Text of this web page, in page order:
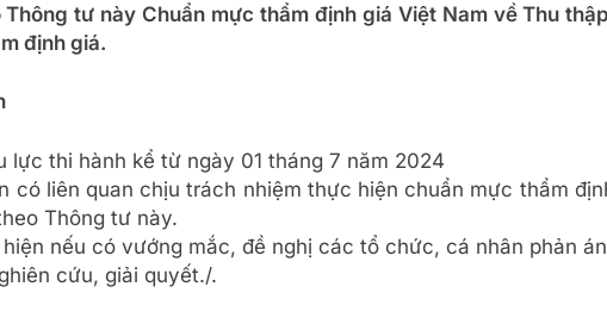
Thông tư này Chuẩn mực thẩm định giá Việt Nam về Thu
định giá.
lực thi hành kể từ ngày 01 tháng 7 năm 2024
có liên quan chịu trách nhiệm thực hiện chuẩn mực thẩm
Thông tư này.
nếu có vướng mắc, đề nghị các tổ chức, cá nhân phản
cứu, giải quyết./.